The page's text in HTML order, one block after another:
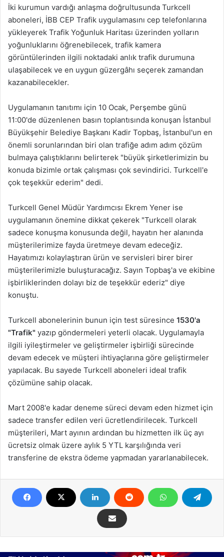
İki kurumun vardığı anlaşma doğrultusunda Turkcell
aboneleri, İBB CEP Trafik uygulamasını cep telefonlarına
yükleyerek Trafik Yoğunluk Haritası üzerinden yolların
yoğunluklarını öğrenebilecek, trafik kamera
görüntülerinden ilgili noktadaki anlık trafik durumuna
ulaşabilecek ve en uygun güzergâhı seçerek zamandan
kazanabilecekler.
Uygulamanın tanıtımı için 10 Ocak, Perşembe günü
11:00'de düzenlenen basın toplantısında konuşan İstanbul
Büyükşehir Belediye Başkanı Kadir Topbaş, İstanbul'un en
önemli sorunlarından biri olan trafiğe adım adım çözüm
bulmaya çalıştıklarını belirterek "büyük şirketlerimizin bu
konuda bizimle ortak çalışması çok sevindirici. Turkcell'e
çok teşekkür ederim" dedi.
Turkcell Genel Müdür Yardımcısı Ekrem Yener ise
uygulamanın önemine dikkat çekerek "Turkcell olarak
sadece konuşma konusunda değil, hayatın her alanında
müşterilerimize fayda üretmeye devam edeceğiz.
Hayatımızı kolaylaştıran ürün ve servisleri birer birer
müşterilerimizle buluşturacağız. Sayın Topbaş'a ve ekibine
işbirliklerinden dolayı biz de teşekkür ederiz" diye
konuştu.
Turkcell abonelerinin bunun için test süresince 1530'a
"Trafik" yazıp göndermeleri yeterli olacak. Uygulamayla
ilgili iyileştirmeler ve geliştirmeler işbirliği sürecinde
devam edecek ve müşteri ihtiyaçlarına göre geliştirmeler
yapılacak. Bu sayede Turkcell aboneleri ideal trafik
çözümüne sahip olacak.
Mart 2008'e kadar deneme süreci devam eden hizmet için
sadece transfer edilen veri ücretlendirilecek. Turkcell
müşterileri, Mart ayının ardından bu hizmetten ilk üç ayı
ücretsiz olmak üzere aylık 5 YTL karşılığında veri
transferine de ekstra ödeme yapmadan yararlanabilecek.